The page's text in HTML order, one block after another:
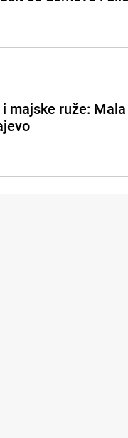
majske ruže: